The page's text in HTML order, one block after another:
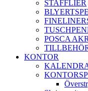
STAFFLIER
POSCA
KONTOR